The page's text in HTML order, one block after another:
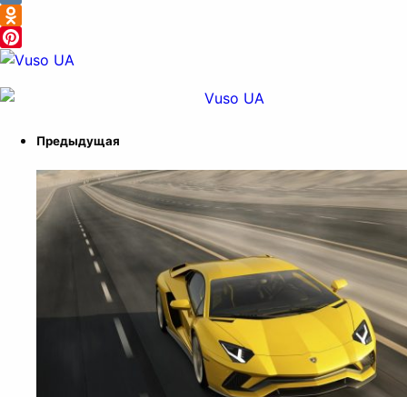
VK
Odnoklassniki
Pinterest
Предыдущая